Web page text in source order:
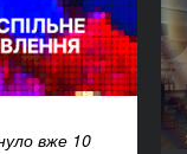
вже 10